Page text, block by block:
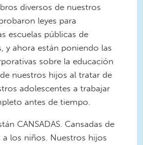
diversos de nuestros
leyes para
escuelas públicas de
y ahora están poniendo las
sobre la educación
nuestros hijos al tratar de
adolescentes a trabajar
antes de tiempo.
CANSADAS. Cansadas de
a los niños. Nuestros hijos